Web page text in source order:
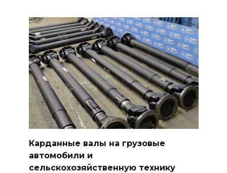
Карданные валы на грузовые
автомобили и
сельскохозяйственную технику